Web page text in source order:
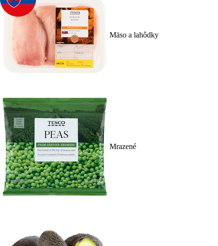
Mäso a lahôdky
Mrazené